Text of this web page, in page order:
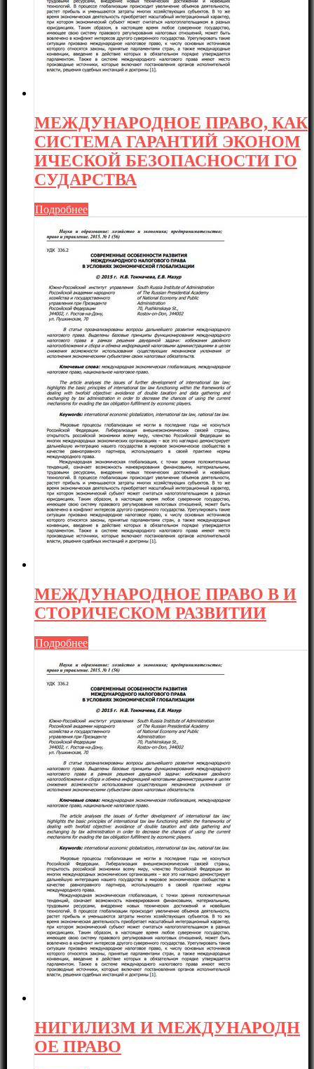
МЕЖДУНАРОДНОЕ ПРАВО, КАК
СИСТЕМА ГАРАНТИЙ ЭКОНОМ
ИЧЕСКОЙ БЕЗОПАСНОСТИ ГО
СУДАРСТВА
Подробнее
МЕЖДУНАРОДНОЕ ПРАВО В И
СТОРИЧЕСКОМ РАЗВИТИИ
Подробнее
НИГИЛИЗМ И МЕЖДУНАРОДН
ОЕ ПРАВО